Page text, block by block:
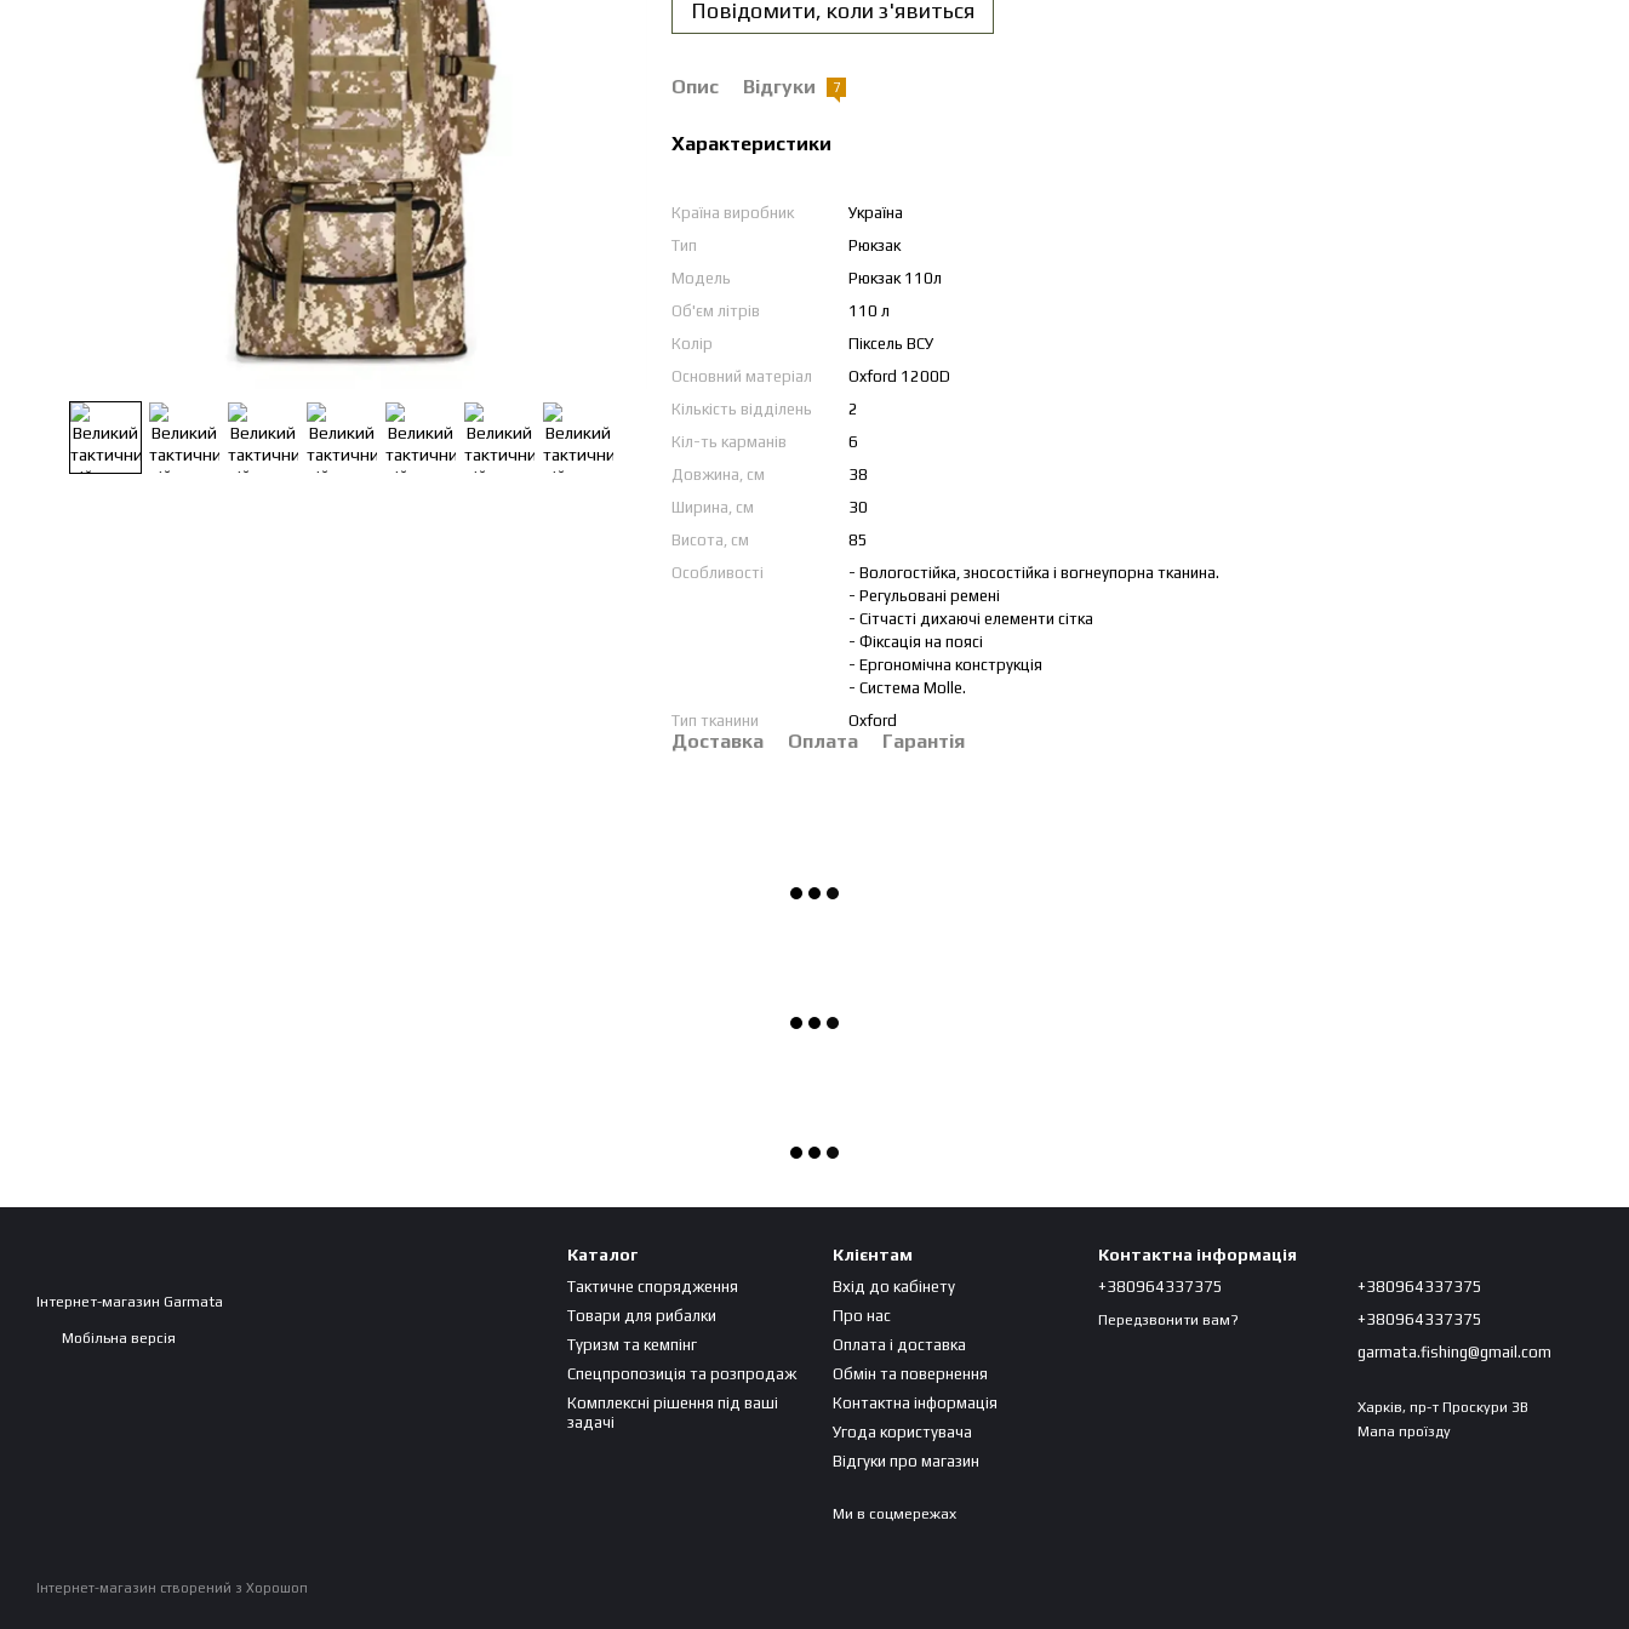
Повідомити, коли з'явиться
Опис Відгуки 7
Характеристики
Країна виробник
Україна
Тип
Рюкзак
Модель
Рюкзак 110л
Об'єм літрів
110 л
Колір
Піксель ВСУ
Основний матеріал
Oxford 1200D
Кількість відділень
2
Кіл-ть карманів
6
Довжина, см
38
Ширина, см
30
Висота, см
85
Особливості
- Вологостійка, зносостійка і вогнеупорна тканина.
- Регульовані ремені
- Cітчасті дихаючі елементи сітка
- Фіксація на поясі
- Ергономічна конструкція
- Система Molle.
Тип тканини
Oxford
Доставка Оплата Гарантія
Інтернет-магазин Garmata
Мобільна версія
Інтернет-магазин створений з Хорошоп
Каталог
Тактичне спорядження
Товари для рибалки
Туризм та кемпінг
Спецпропозиція та розпродаж
Комплексні рішення під ваші
задачі
Клієнтам
Вхід до кабінету
Про нас
Оплата і доставка
Обмін та повернення
Контактна інформація
Угода користувача
Відгуки про магазин
Ми в соцмережах
Контактна інформація
+380964337375
Передзвонити вам?
+380964337375
+380964337375
garmata.fishing@gmail.com
Харків, пр-т Проскури 3В
Мапа проїзду